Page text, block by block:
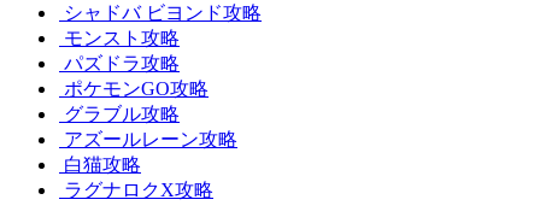
シャドバ ビヨンド攻略
モンスト攻略
パズドラ攻略
ポケモンGO攻略
グラブル攻略
アズールレーン攻略
白猫攻略
ラグナロクX攻略